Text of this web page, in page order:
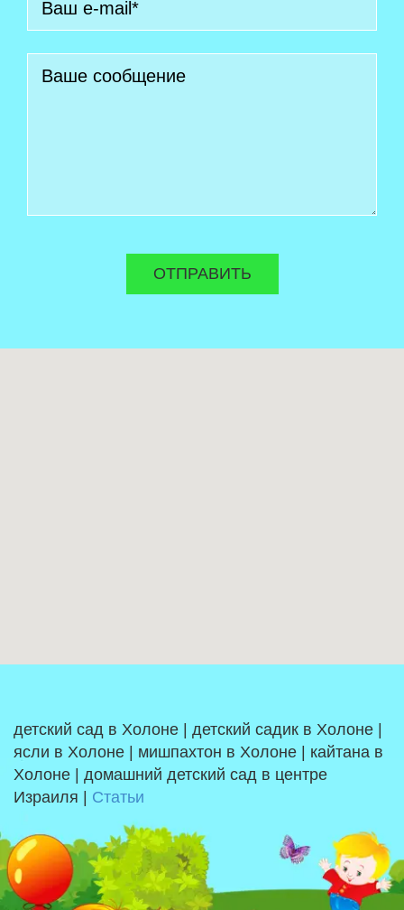
детский сад в Холоне | детский садик в Холоне |
ясли в Холоне | мишпахтон в Холоне | кайтана в
Холоне | домашний детский сад в центре
Израиля | Статьи